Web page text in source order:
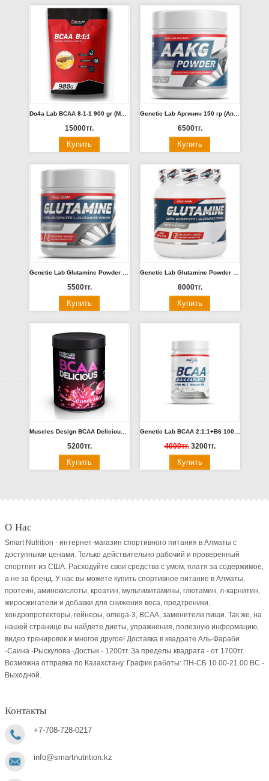
Do4a Lab BCAA 8-1-1 900 gr (Малина Мохито Пина Колада Фруктовый Пунш Черная смородина)
15000тг.
Genetic Lab Аргинин 150 гр (Апельсин, Лайм)
6500тг.
5500тг. 8000тг.
Muscles Design BCAA Delicious 200гр. (РедБулл, ежевика, барбарис, ананан, баблгам)
5200тг.
Genetic Lab BCAA 2:1:1+B6 1000mg 90 капс
4000тг. 3200тг.
О Нас
Smart Nutrition - интернет-магазин спортивного питания в Алматы с
доступными ценами. Только действительно рабочий и проверенный
спортпит из США. Расходуйте свои средства с умом, платя за содержимое,
а не за бренд. У нас вы можете купить спортивное питание в Алматы,
протеин, аминокислоты, креатин, мультивитамины, глютамин, л-карнитин,
жиросжигатели и добавки для снижения веса, предтреники,
хондропротекторы, гейнеры, omega-3, BCAA, заменители пищи. Так же, на
нашей странице вы найдете диеты, упражнения, полезную информацию,
видео тренировок и многое другое! Доставка в квадрате Аль-Фараби
-Саина -Рыскулова -Достык - 1200тг. За пределы квадрата - от 1700тг.
Возможна отправка по Казахстану. График работы: ПН-СБ 10.00-21.00 ВC -
Выходной.
Контакты
+7-708-728-0217
info@smartnutrition.kz